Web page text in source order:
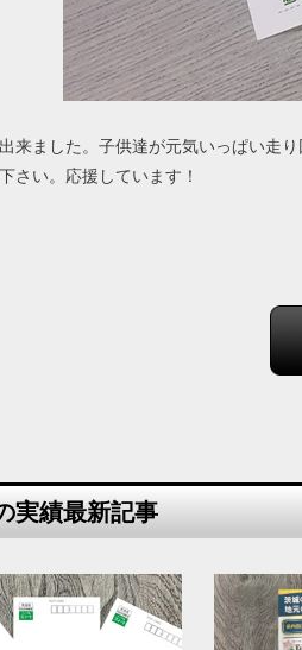
来ました。子供達が元気いっぱい走
さい。応援しています！
実績最新記事